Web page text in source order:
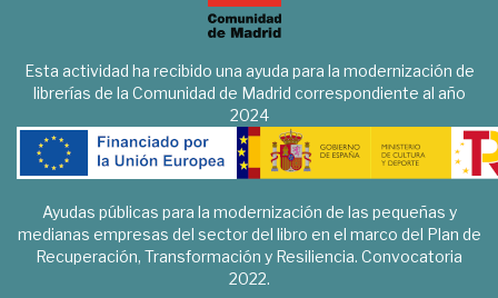
Esta actividad ha recibido una ayuda para la modernización de
librerías de la Comunidad de Madrid correspondiente al año
2024
Ayudas públicas para la modernización de las pequeñas y
medianas empresas del sector del libro en el marco del Plan de
Recuperación, Transformación y Resiliencia. Convocatoria
2022.